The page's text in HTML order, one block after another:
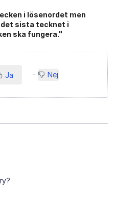
i lösenordet men
sista tecknet i
ska fungera."
Ja Nej